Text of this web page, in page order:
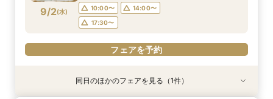
フェアを予約
フェアを予約
フェアを予約
9/2(水)
へご招待
10:00〜
14:00〜
17:30〜
フェアを予約
特典あり同日のほかのフェアを見る（1件）